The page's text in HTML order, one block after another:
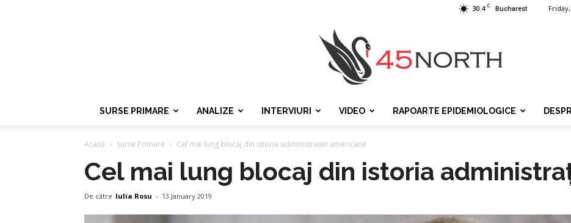
30.4 C Bucharest
SURSE PRIMARE ANALIZE INTERVIURI VIDEO RAPOARTE EPIDEMIOLOGICE
Acasă Surse Primare Cel mai lung blocaj din istoria administrației americane
Cel mai lung blocaj din istoria
De către Iulia Rosu - 13 January 2019